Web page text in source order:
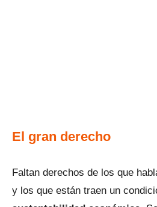
El gran derecho
Faltan derechos de los que
y los que están traen un